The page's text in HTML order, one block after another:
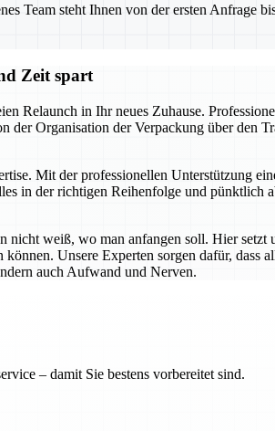
Team steht Ihnen von der ersten Anfrage
Zeit spart
Relaunch in Ihr neues Zuhause.
der Organisation der Verpackung über
Mit der professionellen Unterstützung
in der richtigen Reihenfolge und
weiß, wo man anfangen soll. Hier
Unsere Experten sorgen dafür,
auch Aufwand und Nerven.
– damit Sie bestens vorbereitet sind.